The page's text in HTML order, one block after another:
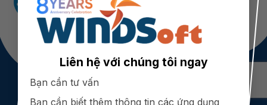
Liên hệ với chúng tôi ngay
Bạn cần tư vấn
Bạn cần biết thêm thông tin các ứng dụng
Copyright 2026 © WINDSoft. All Rights Reserved